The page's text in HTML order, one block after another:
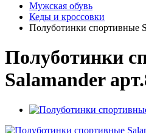
Мужская обувь
Кеды и кроссовки
Полуботинки спортивные
Полуботинки
Salamander